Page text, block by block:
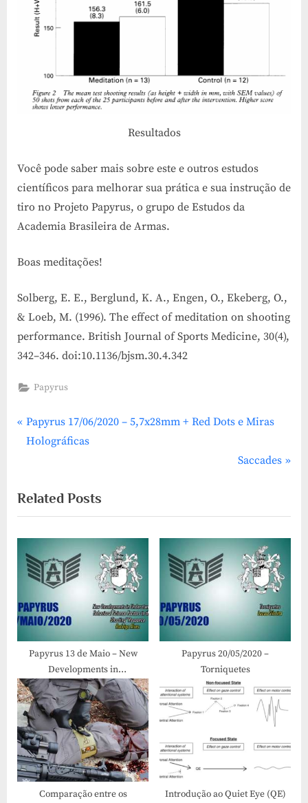
Resultados
Você pode saber mais sobre este e outros estudos
científicos para melhorar sua prática e sua instrução de
tiro no Projeto Papyrus, o grupo de Estudos da
Academia Brasileira de Armas.
Boas meditações!
Solberg, E. E., Berglund, K. A., Engen, O., Ekeberg, O.,
& Loeb, M. (1996). The effect of meditation on shooting
performance. British Journal of Sports Medicine, 30(4),
342–346. doi:10.1136/bjsm.30.4.342
Papyrus
Navegação
P
r
i
o
u
s
P
s
Papyrus 17/06/2020 – 5,7x28mm + Red Dots e Miras
Holográficas
N
t
P
o
s
:
Saccades
Related Posts
Papyrus 13 de Maio – New
Developments in
Understanding the Behavioral
Science Factors in the “Stop
Shooting” Response
Papyrus 20/05/2020 –
Torniquetes
Comparação entre os
Introdução ao Quiet Eye (QE)